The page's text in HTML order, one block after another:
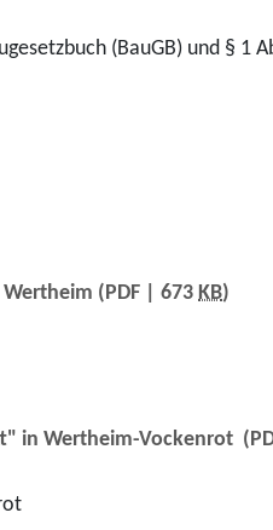
(BauGB) und § 1
(PDF | 673 KB)
in Wertheim-Vockenrot